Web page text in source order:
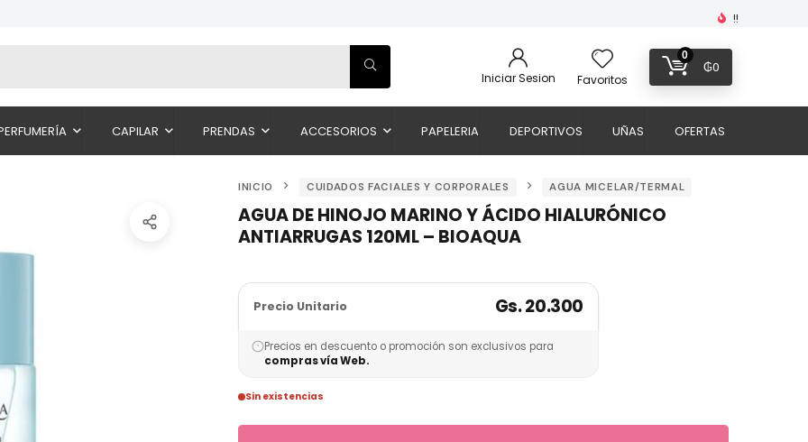
!!
Iniciar Sesion Favoritos
0
₲0
CAPILAR PRENDAS ACCESORIOS PAPELERIA DEPORTIVOS UÑAS OFERTAS
INICIO CUIDADOS FACIALES Y CORPORALES AGUA MICELAR/TERMAL
AGUA DE HINOJO MARINO Y ÁCIDO HIALURÓNICO
ANTIARRUGAS 120ML – BIOAQUA
Precio Unitario Gs. 20.300
Precios en descuento o promoción son exclusivos para
compras vía Web.
Sin existencias